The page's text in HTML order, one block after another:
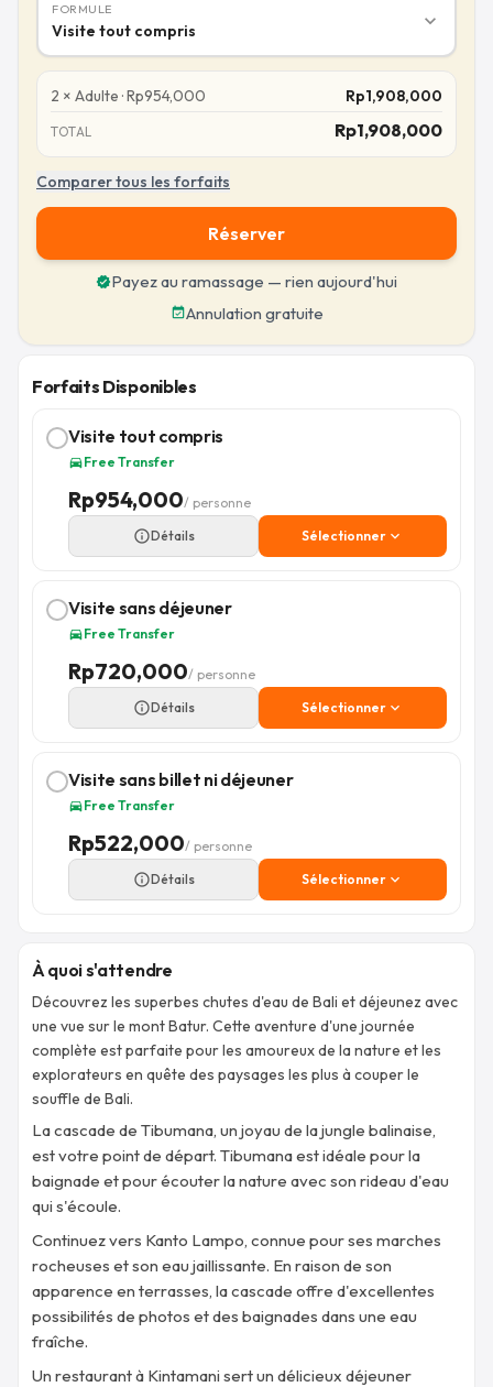
FORMULE
Visite tout compris expand_more
2 × Adulte ·Rp954,000 Rp1,908,000
TOTAL Rp1,908,000
Comparer tous les forfaits
Réserver
verifiedPayez au ramassage — rien aujourd'hui
event_availableAnnulation gratuite
Forfaits Disponibles
Visite tout compris
directions_carFree Transfer
Rp954,000/ personne
info_outlineDétails Sélectionner expand_more
Visite sans déjeuner
directions_carFree Transfer
Rp720,000/ personne
info_outlineDétails Sélectionner expand_more
Visite sans billet ni déjeuner
directions_carFree Transfer
Rp522,000/ personne
info_outlineDétails Sélectionner expand_more
À quoi s'attendre
Découvrez les superbes chutes d'eau de Bali et déjeunez avec
une vue sur le mont Batur. Cette aventure d'une journée
complète est parfaite pour les amoureux de la nature et les
explorateurs en quête des paysages les plus à couper le
souffle de Bali.
La cascade de Tibumana, un joyau de la jungle balinaise,
est votre point de départ. Tibumana est idéale pour la
baignade et pour écouter la nature avec son rideau d'eau
qui s'écoule.
Continuez vers Kanto Lampo, connue pour ses marches
rocheuses et son eau jaillissante. En raison de son
apparence en terrasses, la cascade offre d'excellentes
possibilités de photos et des baignades dans une eau
fraîche.
Un restaurant à Kintamani sert un délicieux déjeuner